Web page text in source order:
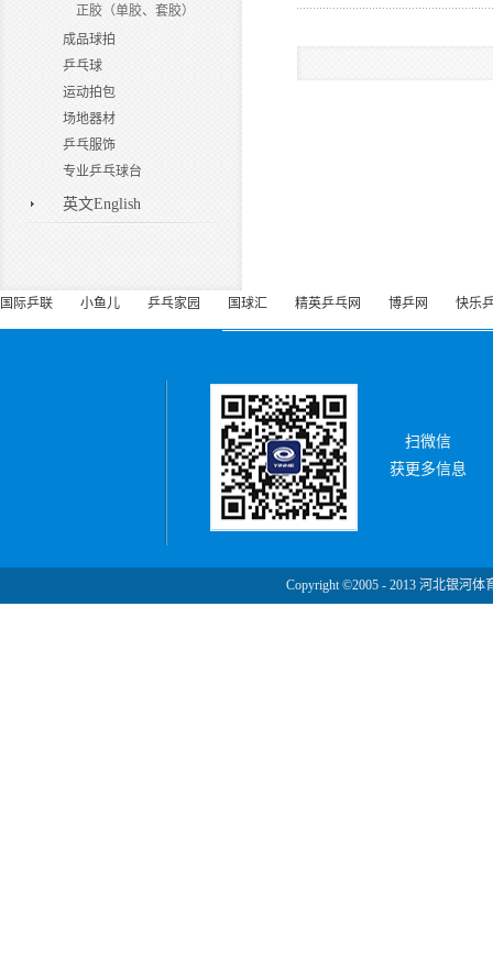
正胶（单胶、套胶）
成品球拍
乒乓球
运动拍包
场地器材
乒乓服饰
专业乒乓球台
英文English
国际乒联 小鱼儿 乒乓家园 国球汇 精英乒乓网 博乒网 快乐
扫微信
获更多信息
Copyright ©2005 - 2013 河北银河体